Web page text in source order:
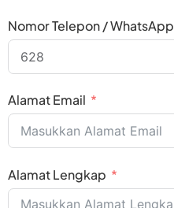
Nomor Telepon / WhatsApp
Alamat Email
Alamat Lengkap